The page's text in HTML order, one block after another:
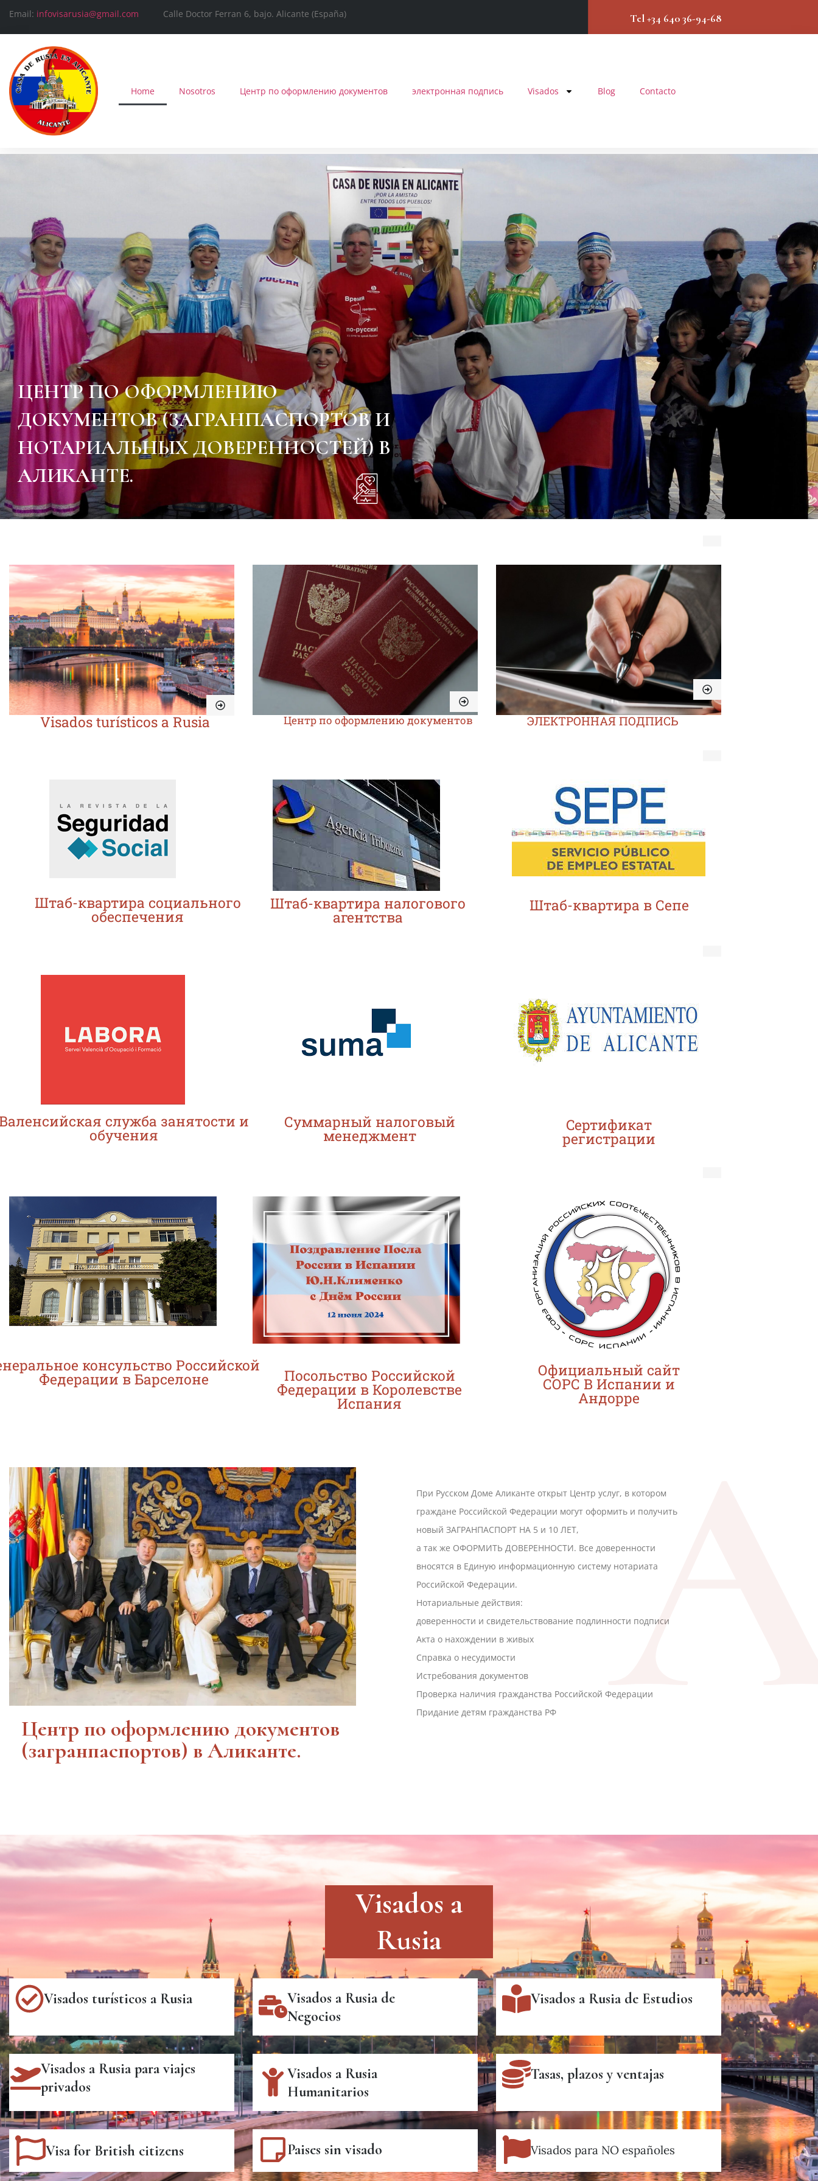
Email: infovisarusia@gmail.com Calle Doctor Ferran 6, bajo. Alicante (España) Tel +34 640 36-94-68
Home Nosotros Центр по оформлению документов электронная подпись Visados Blog Contacto
ЦЕНТР ПО ОФОРМЛЕНИЮ
ДОКУМЕНТОВ (ЗАГРАНПАСПОРТОВ И
НОТАРИАЛЬНЫХ ДОВЕРЕННОСТЕЙ) В
АЛИКАНТЕ.
Visados turísticos a Rusia Центр по оформлению документов ЭЛЕКТРОННАЯ ПОДПИСЬ
Штаб-квартира социального
обеспечения
Штаб-квартира налогового
агентства
Штаб-квартира в Сепе
служба занятости и
обучения
Суммарный налоговый
менеджмент
Cертификат
регистрации
консульство Российской
Федерации в Барселоне Посольство Российской
Федерации в Королевстве
Испания
Официальный сайт
СОРС В Испании и
Андорре
Центр по оформлению документов
(загранпаспортов) в Аликанте.
При Русском Доме Аликанте открыт Центр услуг, в котором
граждане Российской Федерации могут оформить и получить
новый ЗАГРАНПАСПОРТ НА 5 и 10 ЛЕТ,
а так же ОФОРМИТЬ ДОВЕРЕННОСТИ. Все доверенности
вносятся в Единую информационную систему нотариата
Российской Федерации.
Нотариальные действия:
доверенности и свидетельствование подлинности подписи
Акта о нахождении в живых
Справка о несудимости
Истребования документов
Проверка наличия гражданства Российской Федерации
Придание детям гражданства РФ
Visados a
Rusia
Visados turísticos a Rusia
Visados a Rusia de
Negocios
Visados a Rusia de Estudios
Visados a Rusia para viajes
privados
Visados a Rusia
Humanitarios
Tasas, plazos y ventajas
Visa for British citizens Paises sin visado Visados para NO españoles